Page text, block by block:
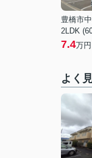
豊橋市
2LDK
7.4万円
よく